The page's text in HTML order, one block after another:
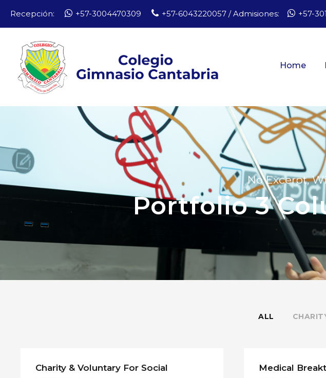
Recepción: +57-3004470309 +57-6043220057 / Admisiones: +57-
Home
No Excerpt,
Portfolio 3
ALL
Charity & Voluntary For Social Medical